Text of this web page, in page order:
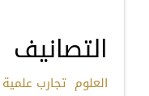
التصانيف
العلوم تجارب علمية